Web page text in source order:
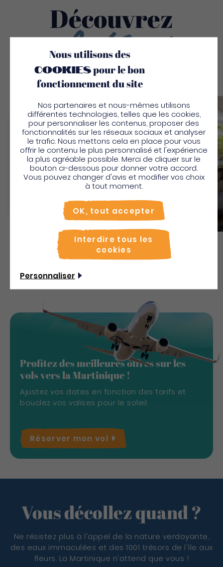
Découvrez
Aussi
Domaine De L'anse Mitan
Appartements et studios
Découvrir
Profitez des meilleures offres sur les
vols vers la Martinique !
Ajustez vos dates en fonction des tarifs et
bouclez vos valises pour le soleil.
Réserver mon vol
Vous décollez quand ?
Ne résistez plus à l'appel de la nature verdoyante,
des eaux immaculées et des 1001 trésors de l'île aux
fleurs. La Martinique n'attend que vous !
Bienvenue en Martinique
Pour profiter de votre séjour et trouver des
activités en quelques clics, activez le mode “sur
place”.
Utiliser le mode surplace
Nous utilisons des
cookiespour le bon
fonctionnement du site
Nos partenaires et nous-mêmes utilisons
différentes technologies, telles que les cookies,
pour personnaliser les contenus, proposer des
fonctionnalités sur les réseaux sociaux et analyser
le trafic. Nous mettons cela en place pour vous
offrir le contenu le plus personnalisé et l'expérience
la plus agréable possible. Merci de cliquer sur le
bouton ci-dessous pour donner votre accord.
Vous pouvez changer d'avis et modifier vos choix
à tout moment.
OK, tout accepter
Interdire tous les
cookies
Personnaliser